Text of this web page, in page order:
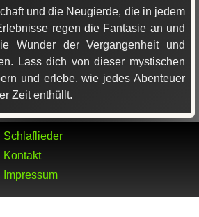
und die Neugierde, die in jedem
regen die Fantasie an und
Wunder der Vergangenheit und
Lass dich von dieser mystischen
und erlebe, wie jedes Abenteuer
Zeit enthüllt.
Schlaflieder
Kontakt
Impressum